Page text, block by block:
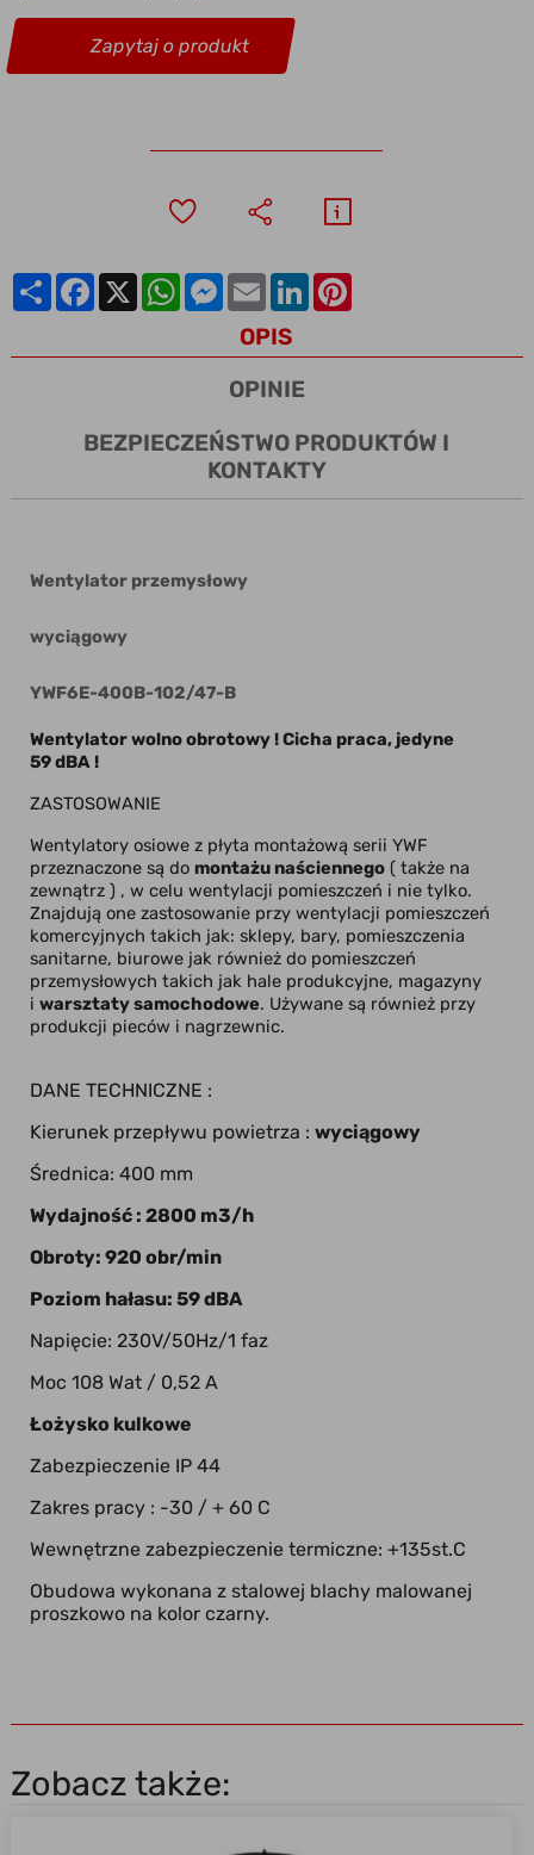
Zapytaj o produkt
ShareFacebook
X WhatsApp
Messenger
EmailLinkedInPinterest
OPIS
OPINIE
BEZPIECZEŃSTWO PRODUKTÓW I
KONTAKTY
Wentylator przemysłowy
wyciągowy
YWF6E-400B-102/47-B
Wentylator wolno obrotowy ! Cicha praca, jedyne
59 dBA !
ZASTOSOWANIE
Wentylatory osiowe z płyta montażową serii YWF
przeznaczone są do montażu naściennego( także na
zewnątrz ) , w celu wentylacji pomieszczeń i nie tylko.
Znajdują one zastosowanie przy wentylacji pomieszczeń
komercyjnych takich jak: sklepy, bary, pomieszczenia
sanitarne, biurowe jak również do pomieszczeń
przemysłowych takich jak hale produkcyjne, magazyny
i warsztaty samochodowe. Używane są również przy
produkcji pieców i nagrzewnic.
DANE TECHNICZNE :
Kierunek przepływu powietrza : wyciągowy
Średnica: 400 mm
Wydajność : 2800 m3/h
Obroty: 920 obr/min
Poziom hałasu: 59 dBA
Napięcie: 230V/50Hz/1 faz
Moc 108 Wat / 0,52 A
Łożysko kulkowe
Zabezpieczenie IP 44
Zakres pracy : -30 / + 60 C
Wewnętrzne zabezpieczenie termiczne: +135st.C
Obudowa wykonana z stalowej blachy malowanej
proszkowo na kolor czarny.
Zobacz także: